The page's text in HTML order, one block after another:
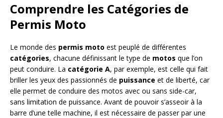
Comprendre les Catégories de
Permis Moto
Le monde des permis moto est peuplé de différentes
catégories, chacune définissant le type de motos que l’on
peut conduire. La catégorie A, par exemple, est celle qui fait
briller les yeux des passionnés de puissance et de liberté, car
elle permet de conduire des motos avec ou sans side-car,
sans limitation de puissance. Avant de pouvoir s’asseoir à la
barre d’une telle machine, il est nécessaire de passer par une